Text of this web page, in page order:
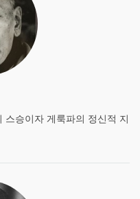
스승이자 게룩파의 정신적 지